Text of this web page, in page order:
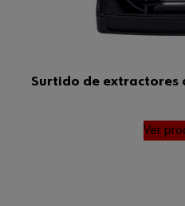
Surtido de extractores
Ver